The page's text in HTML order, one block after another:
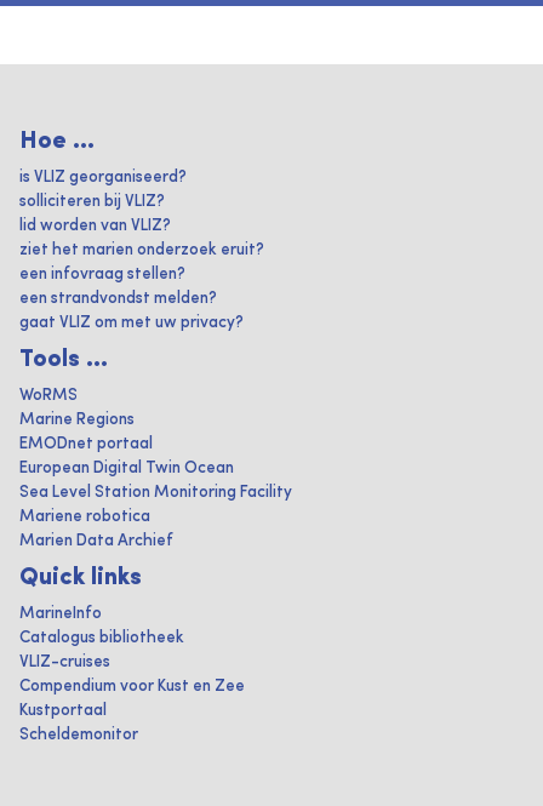
Hoe ...
is VLIZ georganiseerd?
solliciteren bij VLIZ?
lid worden van VLIZ?
ziet het marien onderzoek eruit?
een infovraag stellen?
een strandvondst melden?
gaat VLIZ om met uw privacy?
Tools ...
WoRMS
Marine Regions
EMODnet portaal
European Digital Twin Ocean
Sea Level Station Monitoring Facility
Mariene robotica
Marien Data Archief
Quick links
MarineInfo
Catalogus bibliotheek
VLIZ-cruises
Compendium voor Kust en Zee
Kustportaal
Scheldemonitor